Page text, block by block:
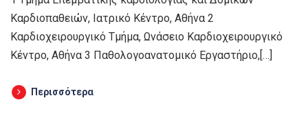
Καρδιοπαθειών, Ιατρικό Κέντρο, Αθήνα 2
Καρδιοχειρουργικό Τμήμα, Ωνάσειο Καρδιοχειρουργικό
Κέντρο, Αθήνα 3 Παθολογοανατομικό Εργαστήριο,[…]
Περισσότερα